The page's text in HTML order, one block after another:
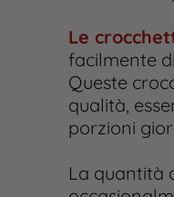
Le
facilmente
Queste
qualità,
porzioni
La quantità